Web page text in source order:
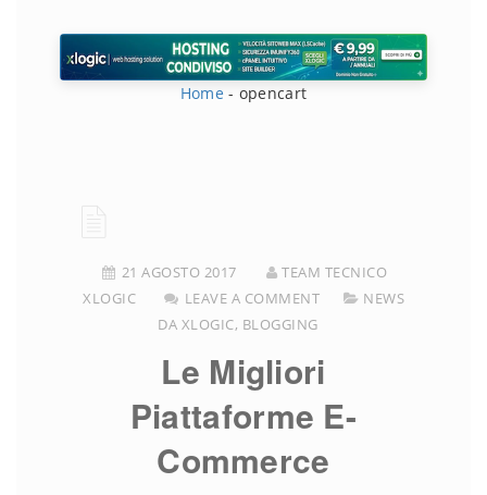
Home- opencart
21 AGOSTO 2017
TEAM TECNICO
XLOGIC
LEAVE A COMMENT
NEWS
DA XLOGIC, BLOGGING
Le Migliori
Piattaforme E-
Commerce